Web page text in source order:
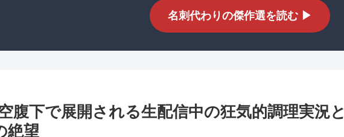
名刺代わりの傑作選を読む ▶
腹下で展開される生配信中の狂気的調理実況と
絶望